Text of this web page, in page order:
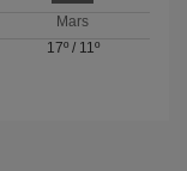
Mars
17º/ 11º